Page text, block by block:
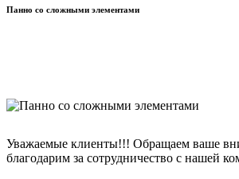
Панно со сложными элементами
Уважаемые клиенты!!! Обращаем ваше
благодарим за сотрудничество с нашей